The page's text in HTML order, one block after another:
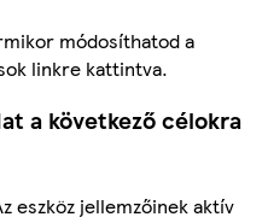
módosíthatod a
linkre kattintva.
a következő célokra
eszköz jellemzőinek aktív